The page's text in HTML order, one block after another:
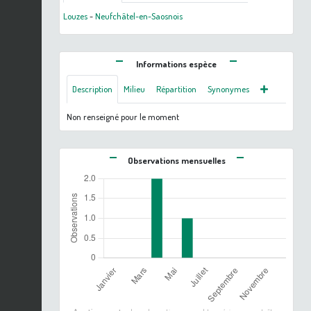
Louzes-Neufchâtel-en-Saosnois
Informations espèce
Description Milieu Répartition Synonymes
Non renseigné pour le moment
Observations mensuelles